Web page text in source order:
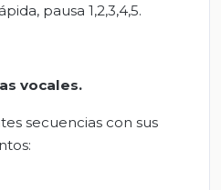
pausa 1,2,3,4,5.
vocales.
secuencias con sus